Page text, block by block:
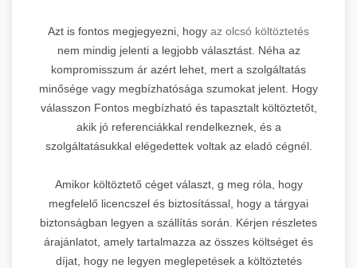
Azt is fontos megjegyezni, hogy az olcsó költöztetés
nem mindig jelenti a legjobb választást. Néha az
kompromisszum ár azért lehet, mert a szolgáltatás
minősége vagy megbízhatósága szumokat jelent. Hogy
válasszon Fontos megbízható és tapasztalt költöztetőt,
akik jó referenciákkal rendelkeznek, és a
szolgáltatásukkal elégedettek voltak az eladó cégnél.
Amikor költöztető céget választ, g meg róla, hogy
megfelelő licencszel és biztosítással, hogy a tárgyai
biztonságban legyen a szállítás során. Kérjen részletes
árajánlatot, amely tartalmazza az összes költséget és
díjat, hogy ne legyen meglepetések a költöztetés